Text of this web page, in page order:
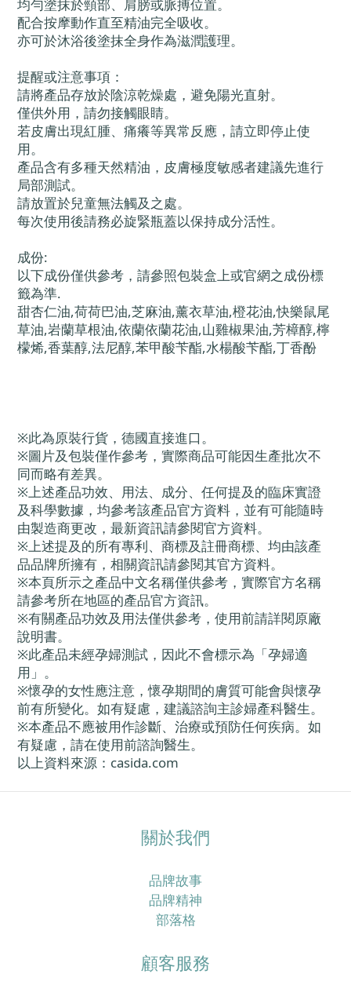
均勻塗抹於頸部、肩膀或脈搏位置。
配合按摩動作直至精油完全吸收。
亦可於沐浴後塗抹全身作為滋潤護理。
提醒或注意事項：
請將產品存放於陰涼乾燥處，避免陽光直射。
僅供外用，請勿接觸眼睛。
若皮膚出現紅腫、痛癢等異常反應，請立即停止使
用。
產品含有多種天然精油，皮膚極度敏感者建議先進行
局部測試。
請放置於兒童無法觸及之處。
每次使用後請務必旋緊瓶蓋以保持成分活性。
成份:
以下成份僅供參考，請參照包裝盒上或官網之成份標
籤為準.
甜杏仁油,荷荷巴油,芝麻油,薰衣草油,橙花油,快樂鼠尾
草油,岩蘭草根油,依蘭依蘭花油,山雞椒果油,芳樟醇,檸
檬烯,香葉醇,法尼醇,苯甲酸苄酯,水楊酸苄酯,丁香酚
※此為原裝行貨，德國直接進口。
※圖片及包裝僅作參考，實際商品可能因生產批次不
同而略有差異。
※上述產品功效、用法、成分、任何提及的臨床實證
及科學數據，均參考該產品官方資料，並有可能隨時
由製造商更改，最新資訊請參閱官方資料。
※上述提及的所有專利、商標及註冊商標、均由該產
品品牌所擁有，相關資訊請參閱其官方資料。
※本頁所示之產品中文名稱僅供參考，實際官方名稱
請參考所在地區的產品官方資訊。
※有關產品功效及用法僅供參考，使用前請詳閱原廠
說明書。
※此產品未經孕婦測試，因此不會標示為「孕婦適
用」。
※懷孕的女性應注意，懷孕期間的膚質可能會與懷孕
前有所變化。如有疑慮，建議諮詢主診婦產科醫生。
※本產品不應被用作診斷、治療或預防任何疾病。如
有疑慮，請在使用前諮詢醫生。
以上資料來源：casida.com
關於我們
品牌故事
品牌精神
部落格
顧客服務